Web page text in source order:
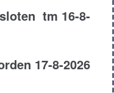
Metallictm 16-8-
17-8-2026